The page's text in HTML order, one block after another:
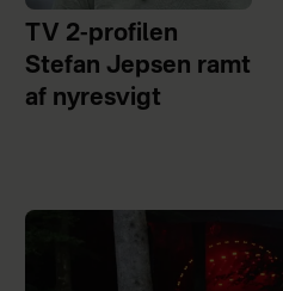
TV 2-profilen
Stefan Jepsen ramt
af nyresvigt